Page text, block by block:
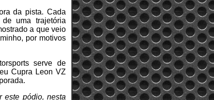
da pista. Cada
uma trajetória
a que veio
por motivos
serve de
Cupra Leon VZ
este pódio, nesta